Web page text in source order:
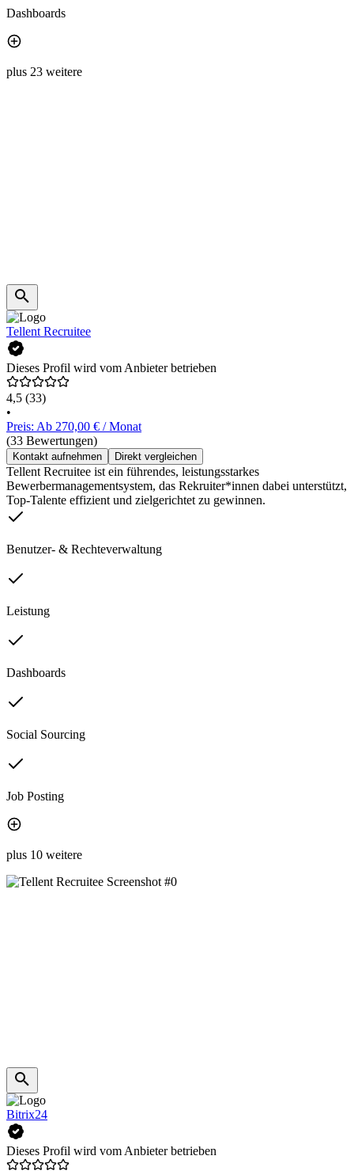
Dashboards
plus 23 weitere
Tellent Recruitee
Dieses Profil wird vom Anbieter betrieben
4,5 (33)
•
Preis: Ab 270,00 € / Monat
(33 Bewertungen)
Kontakt aufnehmen Direkt vergleichen
Tellent Recruitee ist ein führendes, leistungsstarkes
Bewerbermanagementsystem, das Rekruiter*innen dabei unterstützt,
Top-Talente effizient und zielgerichtet zu gewinnen.
Benutzer- & Rechteverwaltung
Leistung
Dashboards
Social Sourcing
Job Posting
plus 10 weitere
Bitrix24
Dieses Profil wird vom Anbieter betrieben